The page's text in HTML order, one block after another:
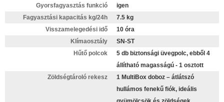
Gyorsfagyasztás funkció
igen
Fagyasztási kapacitás kg/24h
7.5 kg
Visszamelegedési idő
10 óra
Klímaosztály
SN-ST
Hűtő polcok
5 db biztonsági üvegpolc, ebből 4
állítható magasságú - 1 osztott
Zöldségtároló rekesz
1 MultiBox doboz – átlátszó
hullámos fenekű fiók, ideális